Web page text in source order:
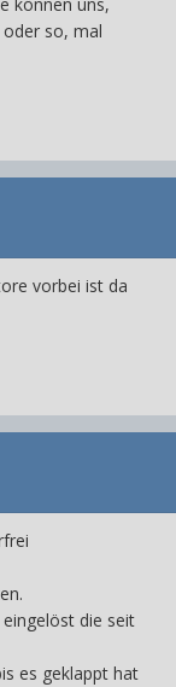
so, mal
vorbei ist da
die seit
es geklappt hat